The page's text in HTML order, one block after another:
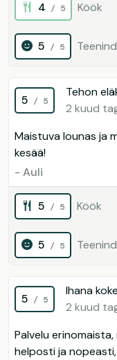
4 / 5 Köök
5 / 5
5 / 5
Tehon
2 kuud
Maistuva lounas ja
kesää!
- Auli
5 / 5 Köök
5 / 5
5 / 5
Ihana
2 kuud
Palvelu
helposti ja